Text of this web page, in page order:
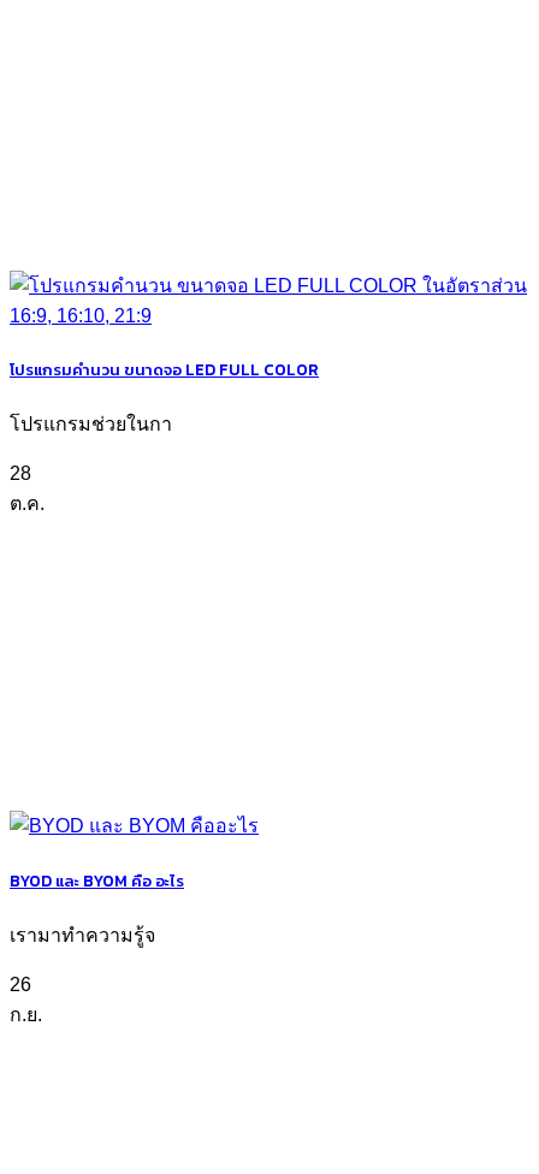
โปรแกรมคำนวน ขนาดจอ LED FULL COLOR
โปรแกรมช่วยในกา
28
ต.ค.
BYOD และ BYOM คือ อะไร
เรามาทำความรู้จ
26
ก.ย.